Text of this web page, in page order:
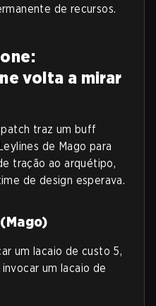
de recursos.
volta a mirar
traz um buff
de Mago para
tração ao arquétipo,
de design esperava.
um lacaio de custo 5,
um lacaio de